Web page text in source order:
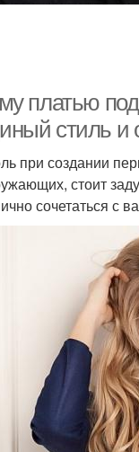
платью
стиль и
при создании
стоит
сочетаться с